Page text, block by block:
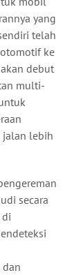
yang
telah
ke
debut
multi-
lebih
secara